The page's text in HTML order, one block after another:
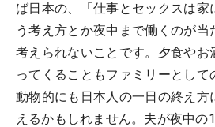
ば日本の、「仕事とセックスは家
う考え方とか夜中まで働くのが
考えられないことです。夕食やお
ってくることもファミリーとして
動物的にも日本人の一日の終え方
えるかもしれません。夫が夜中の